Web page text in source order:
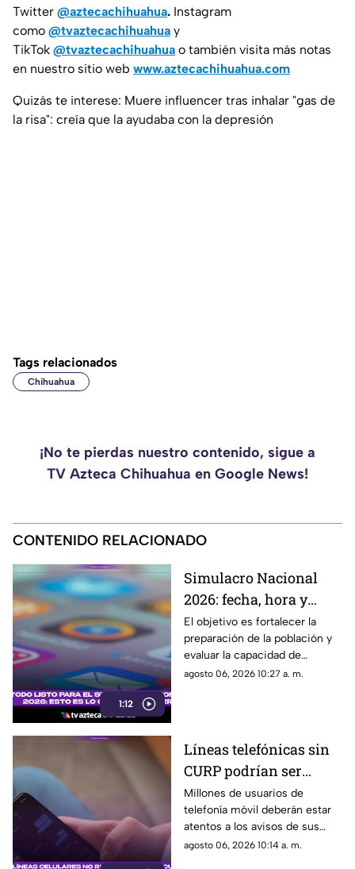
Twitter @aztecachihuahua. Instagram
como @tvaztecachihuahua y
TikTok @tvaztecachihuahua o también visita más notas
en nuestro sitio web www.aztecachihuahua.com
Quizás te interese: Muere influencer tras inhalar "gas de
la risa": creía que la ayudaba con la depresión
Tags relacionados
Chihuahua
¡No te pierdas nuestro contenido, sigue a
TV Azteca Chihuahua en Google News!
CONTENIDO RELACIONADO
1:12
Simulacro Nacional
2026: fecha, hora y
escenarios del ejercicio
de prevención en
México
El objetivo es fortalecer la
preparación de la población y
evaluar la capacidad de
respuesta ante distintos
agosto 06, 2026 10:27 a. m.
Líneas telefónicas sin
CURP podrían ser
suspendidas a partir de
agosto; así será el
proceso
Millones de usuarios de
telefonía móvil deberán estar
atentos a los avisos de sus
operadores, ya que a partir del
agosto 06, 2026 10:14 a. m.